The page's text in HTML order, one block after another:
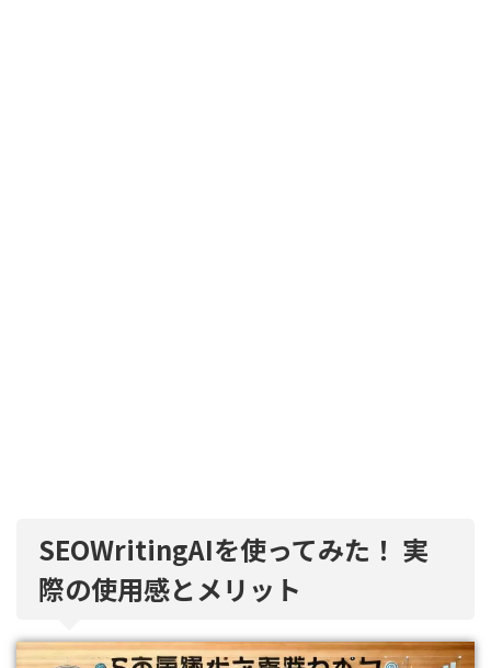
SEOWritingAIを使ってみた！ 実
際の使用感とメリット